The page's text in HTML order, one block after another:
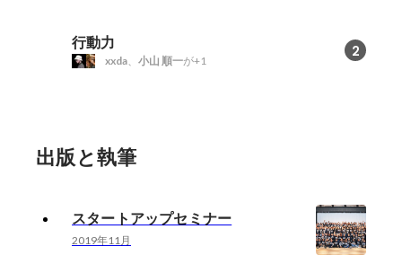
行動力 2
xxda、 小山 順一が+1
出版と執筆
スタートアップセミナー
2019年11月